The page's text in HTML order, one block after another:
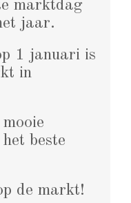
marktdag
jaar.
1 januari is
in
beste
de markt!